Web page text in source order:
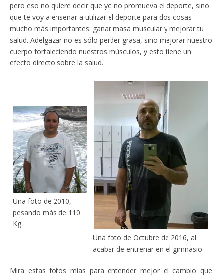
pero eso no quiere decir que yo no promueva el deporte, sino
que te voy a enseñar a utilizar el deporte para dos cosas
mucho más importantes: ganar masa muscular y mejorar tu
salud. Adelgazar no es sólo perder grasa, sino mejorar nuestro
cuerpo fortaleciendo nuestros músculos, y esto tiene un
efecto directo sobre la salud.
Una foto de 2010,
pesando más de 110
Kg
Una foto de Octubre de 2016, al
acabar de entrenar en el gimnasio
Mira estas fotos mías para entender mejor el cambio que